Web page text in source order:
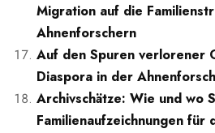
Migration auf die
Ahnenforschern
Auf den Spuren verlorener
Diaspora in der
Archivschätze: Wie und wo
Familienaufzeichnungen